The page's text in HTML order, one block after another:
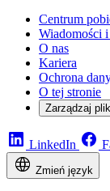
Centrum
Wiadomości i
O nas
Kariera
Ochrona
O tej stronie
Zarządzaj
LinkedIn
Zmień język